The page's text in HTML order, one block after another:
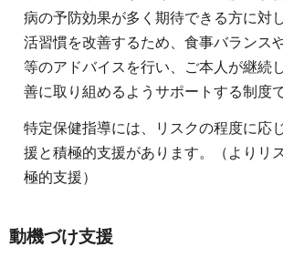
病の予防効果が多く期待できる方に対
活習慣を改善するため、食事バランス
等のアドバイスを行い、ご本人が継続
善に取り組めるようサポートする制度で
特定保健指導には、リスクの程度に応
援と積極的支援があります。（よりリ
極的支援）
動機づけ支援